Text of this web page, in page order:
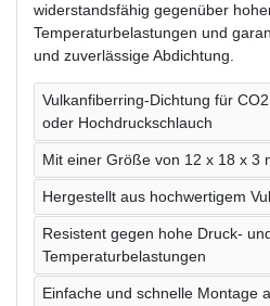
widerstandsfähig gegenüber
Temperaturbelastungen und
und zuverlässige Abdichtung.
Vulkanfiberring-Dichtung für
oder Hochdruckschlauch
Mit einer Größe von 12 x 18 x 3
Hergestellt aus hochwertigem
Resistent gegen hohe Druck-
Temperaturbelastungen
Einfache und schnelle Montage